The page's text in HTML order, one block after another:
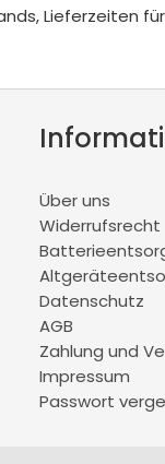
Lieferzeiten
Über uns
Widerrufsrecht
Datenschutz
AGB
Zahlung und
Impressum
Passwort